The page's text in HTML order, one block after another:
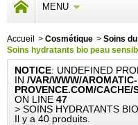
MENU
Accueil > Cosmétique > Soins
Soins hydratants bio peau
NOTICE: UNDEFINED
IN /VAR/WWW/AROMATIC-
PROVENCE.COM/
ON LINE 47
> SOINS HYDRATANTS
Il y a 40 produits.